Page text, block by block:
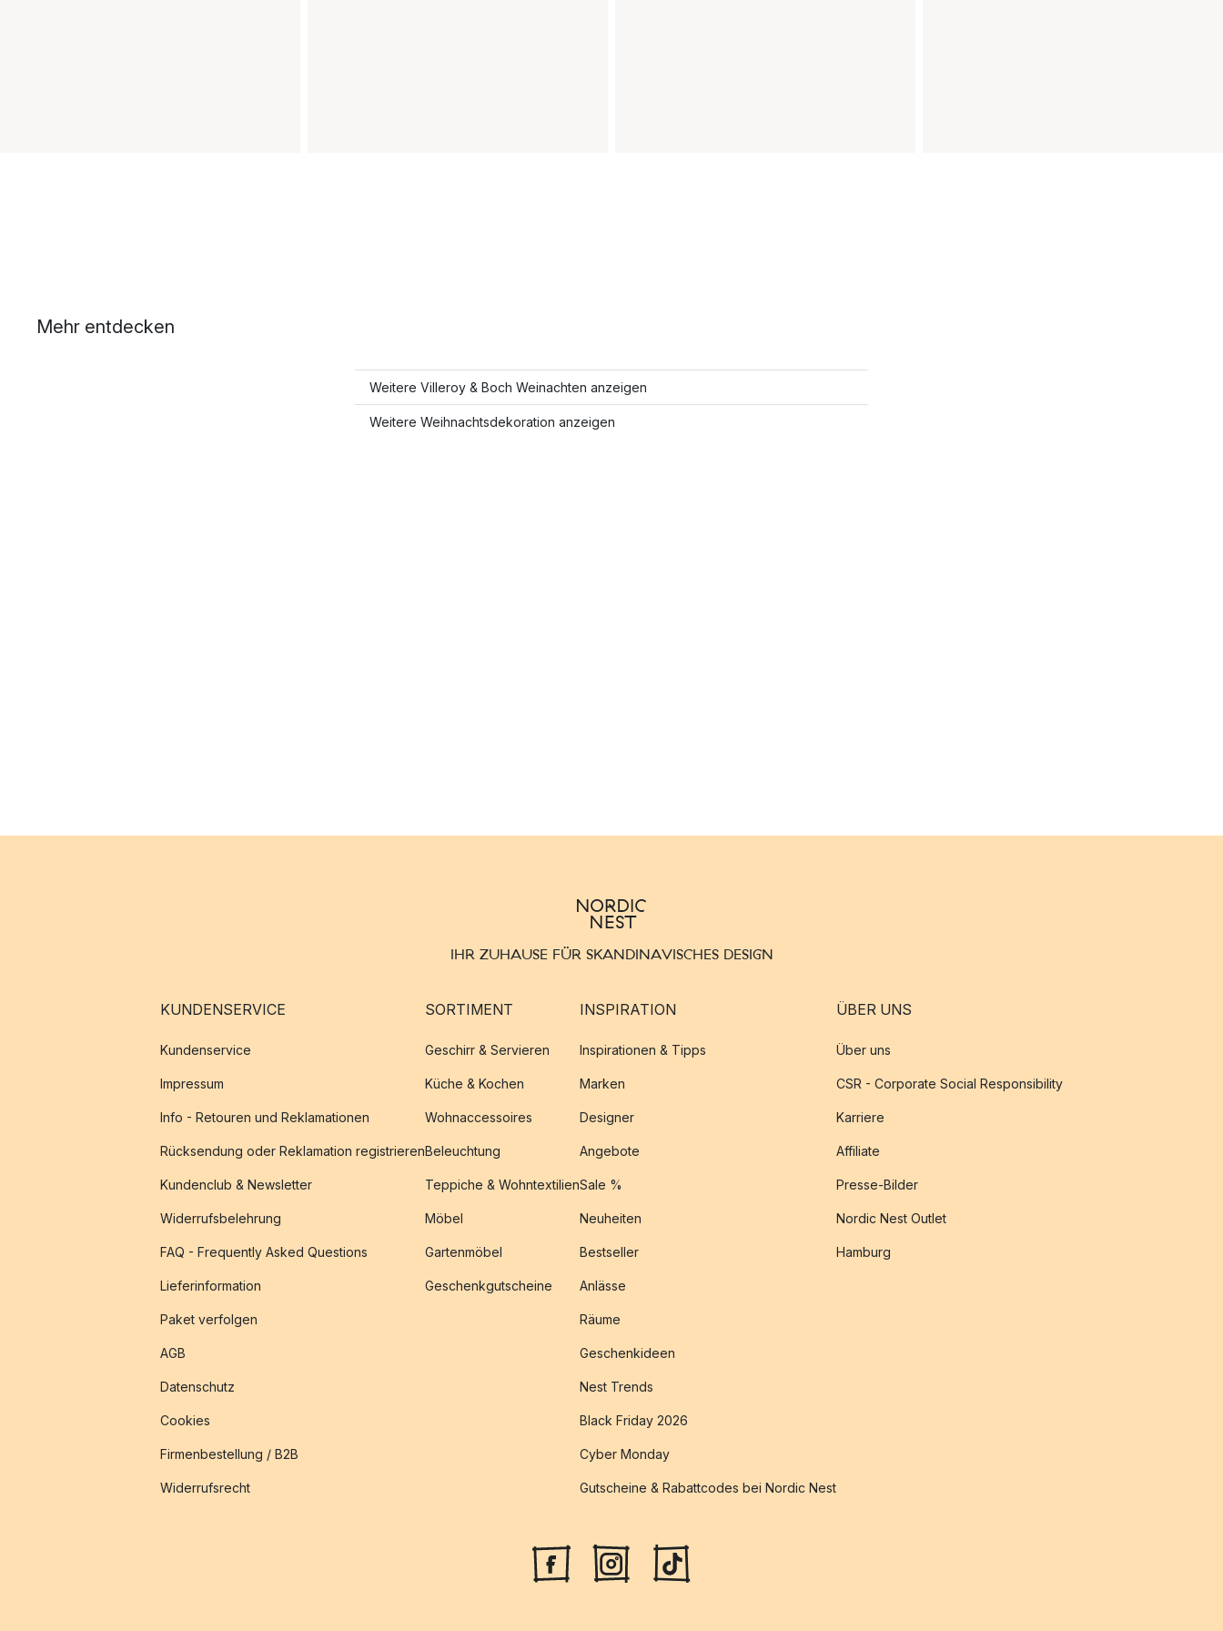
Mehr entdecken
Weitere Villeroy & Boch Weinachten anzeigen
Weitere Weihnachtsdekoration anzeigen
IHR ZUHAUSE FÜR SKANDINAVISCHES DESIGN
KUNDENSERVICE
Kundenservice
Impressum
Info - Retouren und Reklamationen
Rücksendung oder Reklamation registrieren
Kundenclub & Newsletter
Widerrufsbelehrung
FAQ - Frequently Asked Questions
Lieferinformation
Paket verfolgen
AGB
Datenschutz
Cookies
Firmenbestellung / B2B
Widerrufsrecht
SORTIMENT
Geschirr & Servieren
Küche & Kochen
Wohnaccessoires
Beleuchtung
Teppiche & Wohntextilien
Möbel
Gartenmöbel
Geschenkgutscheine
INSPIRATION
Inspirationen & Tipps
Marken
Designer
Angebote
Sale %
Neuheiten
Bestseller
Anlässe
Räume
Geschenkideen
Nest Trends
Black Friday 2026
Cyber Monday
Gutscheine & Rabattcodes bei Nordic Nest
ÜBER UNS
Über uns
CSR - Corporate Social Responsibility
Karriere
Affiliate
Presse-Bilder
Nordic Nest Outlet
Hamburg